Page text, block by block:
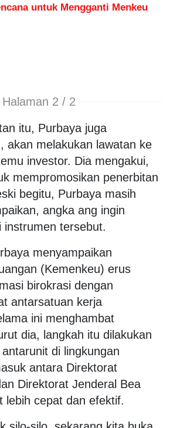
untuk Mengganti Menkeu
Halaman 2 / 2
itu, Purbaya juga
akan melakukan lawatan ke
investor. Dia mengakui,
mempromosikan penerbitan
begitu, Purbaya masih
angka ang ingin
instrumen tersebut.
menyampaikan
(Kemenkeu) erus
birokrasi dengan
antarsatuan kerja
ini menghambat
dia, langkah itu dilakukan
di lingkungan
antara Direktorat
Direktorat Jenderal Bea
lebih cepat dan efektif.